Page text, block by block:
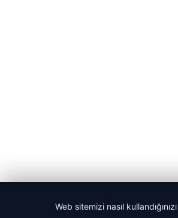
Web sitemizi nasıl